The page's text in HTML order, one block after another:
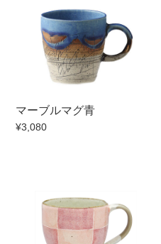
機能性
手ざわり
柄
マーブルマグ青
¥3,080